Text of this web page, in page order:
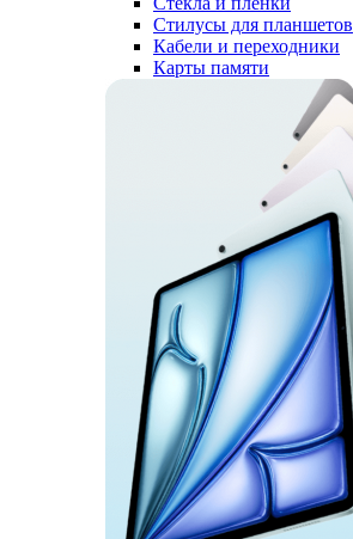
Стилусы для планшетов
Кабели и переходники
Карты памяти